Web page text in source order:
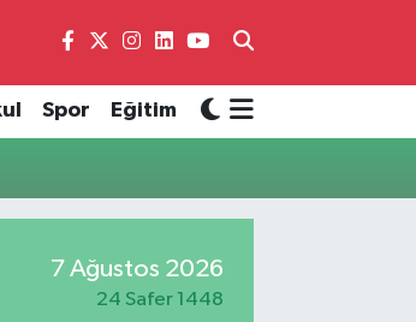
Spor Eğitim
7 Ağustos 2026
24 Safer 1448